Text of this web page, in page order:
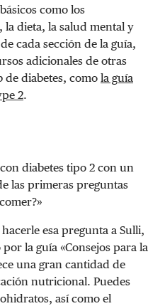
como los
la dieta, la salud mental y
cada sección de la guía,
adicionales de otras
de diabetes, como la guía
2.
diabetes tipo 2 con un
las primeras preguntas
esa pregunta a Sulli,
la guía «Consejos para la
una gran cantidad de
nutricional. Puedes
así como el